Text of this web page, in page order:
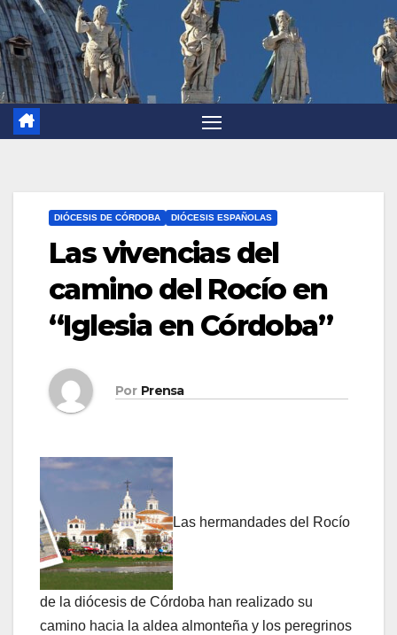
DIÓCESIS DE CÓRDOBA DIÓCESIS ESPAÑOLAS
Las vivencias del
camino del Rocío en
“Iglesia en Córdoba”
Por Prensa
Las hermandades del Rocío
de la diócesis de Córdoba han realizado su
camino hacia la aldea almonteña y los peregrinos